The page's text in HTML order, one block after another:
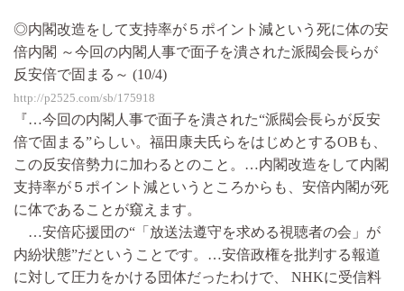
◎内閣改造をして支持率が５ポイント減という死に体の安
倍内閣 ～今回の内閣人事で面子を潰された派閥会長らが
反安倍で固まる～ (10/4)
http://p2525.com/sb/175918
『…今回の内閣人事で面子を潰された“派閥会長らが反安
倍で固まる”らしい。福田康夫氏らをはじめとするOBも、
この反安倍勢力に加わるとのこと。…内閣改造をして内閣
支持率が５ポイント減というところからも、安倍内閣が死
に体であることが窺えます。
…安倍応援団の“「放送法遵守を求める視聴者の会」が
内紛状態”だということです。…安倍政権を批判する報道
に対して圧力をかける団体だったわけで、 NHKに受信料